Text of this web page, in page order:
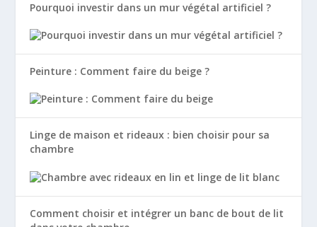
Pourquoi investir dans un mur végétal artificiel ?
Peinture : Comment faire du beige ?
Linge de maison et rideaux : bien choisir pour sa
chambre
Comment choisir et intégrer un banc de bout de lit